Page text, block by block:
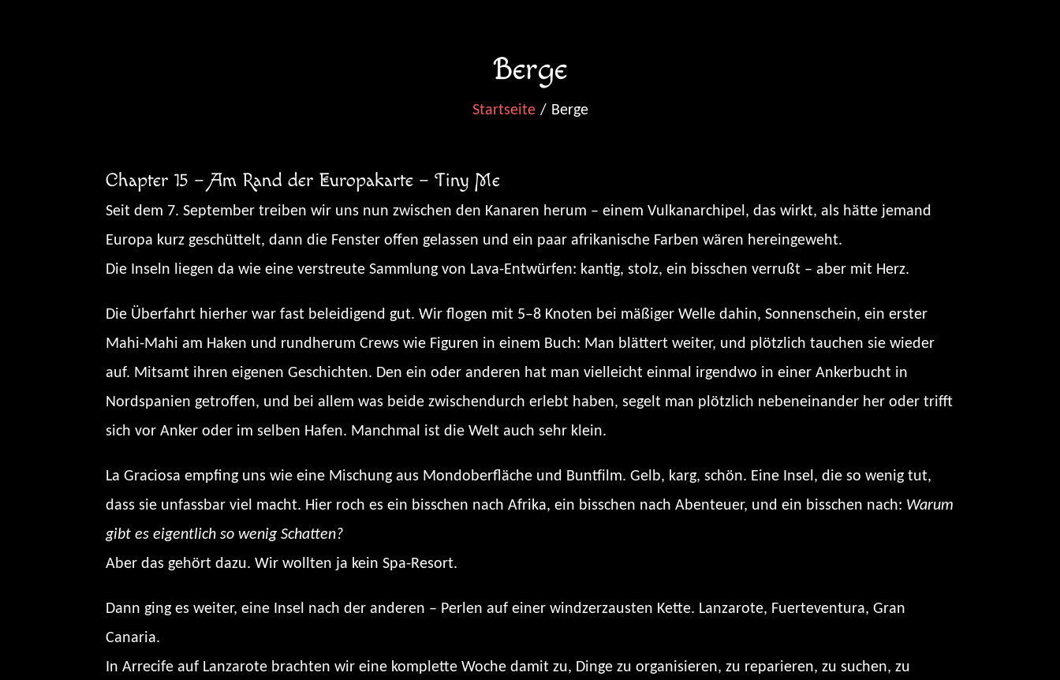
Berge
Startseite Berge
Chapter 15 – Am Rand der Europakarte – Tiny Me
Seit dem 7. September treiben wir uns nun zwischen den Kanaren herum – einem Vulkanarchipel, das wirkt, als hätte jemand
Europa kurz geschüttelt, dann die Fenster offen gelassen und ein paar afrikanische Farben wären hereingeweht.
Die Inseln liegen da wie eine verstreute Sammlung von Lava-Entwürfen: kantig, stolz, ein bisschen verrußt – aber mit Herz.
Die Überfahrt hierher war fast beleidigend gut. Wir flogen mit 5–8 Knoten bei mäßiger Welle dahin, Sonnenschein, ein erster
Mahi-Mahi am Haken und rundherum Crews wie Figuren in einem Buch: Man blättert weiter, und plötzlich tauchen sie wieder
auf. Mitsamt ihren eigenen Geschichten. Den ein oder anderen hat man vielleicht einmal irgendwo in einer Ankerbucht in
Nordspanien getroffen, und bei allem was beide zwischendurch erlebt haben, segelt man plötzlich nebeneinander her oder trifft
sich vor Anker oder im selben Hafen. Manchmal ist die Welt auch sehr klein.
La Graciosa empfing uns wie eine Mischung aus Mondoberfläche und Buntfilm. Gelb, karg, schön. Eine Insel, die so wenig tut,
dass sie unfassbar viel macht. Hier roch es ein bisschen nach Afrika, ein bisschen nach Abenteuer, und ein bisschen nach: Warum
gibt es eigentlich so wenig Schatten?
Aber das gehört dazu. Wir wollten ja kein Spa-Resort.
Dann ging es weiter, eine Insel nach der anderen – Perlen auf einer windzerzausten Kette. Lanzarote, Fuerteventura, Gran
Canaria.
In Arrecife auf Lanzarote brachten wir eine komplette Woche damit zu, Dinge zu organisieren, zu reparieren, zu suchen, zu